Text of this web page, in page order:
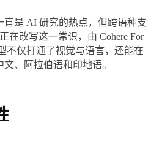
直是 AI 研究的热点，但跨语种支
在改写这一常识，由 Cohere For
不仅打通了视觉与语言，还能在
、阿拉伯语和印地语。